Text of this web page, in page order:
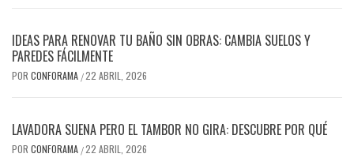
IDEAS PARA RENOVAR TU BAÑO SIN OBRAS: CAMBIA SUELOS Y
PAREDES FÁCILMENTE
POR CONFORAMA /22 ABRIL, 2026
LAVADORA SUENA PERO EL TAMBOR NO GIRA: DESCUBRE POR QUÉ
POR CONFORAMA /22 ABRIL, 2026